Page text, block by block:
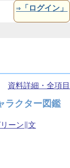
⇒「ログイン」
資料詳細・全項目
ラクター図鑑
ーン∥文